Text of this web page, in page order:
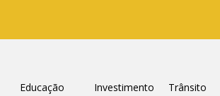
Educação Investimento
Trânsito